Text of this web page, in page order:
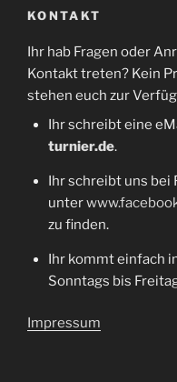
KONTAKT
Ihr hab Fragen oder
Kontakt treten? Kein
stehen euch zur
Ihr schreibt eine
turnier.de.
Ihr schreibt uns bei
unter
zu finden.
Ihr kommt einfach
Sonntags bis
Impressum